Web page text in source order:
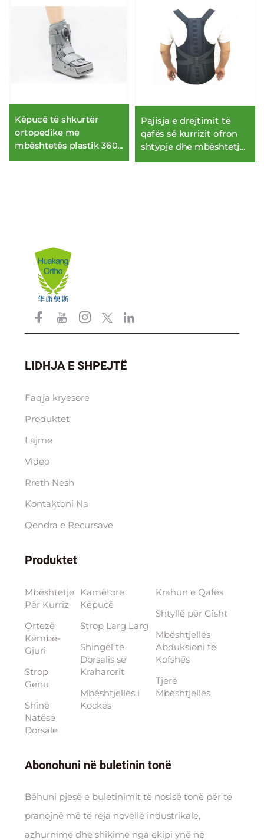
Këpucë të shkurtër
ortopedike me
mbështetës plastik 360
gradë dhe fllaster
Pajisja e drejtimit të
qafës së kurrizit ofron
shtypje dhe mbështetje
për pjesën e sipërme
LIDHJA E SHPEJTË
Faqja kryesore
Produktet
Lajme
Video
Rreth Nesh
Kontaktoni Na
Qendra e Rесursave
Produktet
Mbështetje
Për Kurriz
Ortezë
Këmbë-
Gjuri
Strop
Genu
Shinë
Natëse
Dorsale
Kamëtore
Këpucë
Strop Larg Larg
Shingël të
Dorsalis së
Kraharorit
Mbështjellës i
Kockës
Krahun e Qafës
Shtyllë për Gisht
Mbështjellës
Abduksioni të
Kofshës
Tjerë
Mbështjellës
Abonohuni në buletinin tonë
Bëhuni pjesë e buletinimit të nosisë tonë për të
pranojnë më të reja novellë industrikale,
azhurnime dhe shikime nga ekipi ynë në